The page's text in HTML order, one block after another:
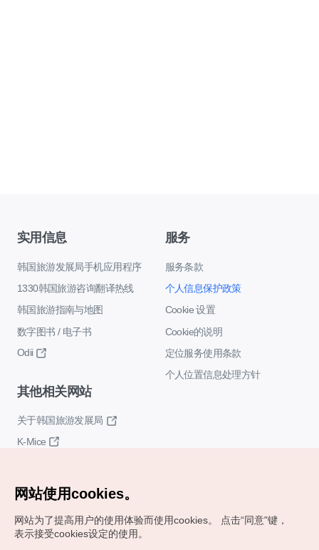
实用信息
韩国旅游发展局手机应用程序
1330韩国旅游咨询翻译热线
韩国旅游指南与地图
数字图书 / 电子书
Odii
服务
服务条款
个人信息保护政策
Cookie 设置
Cookie的说明
定位服务使用条款
个人位置信息处理方针
其他相关网站
关于韩国旅游发展局
K-Mice
网站使用cookies。
网站为了提高用户的使用体验而使用cookies。
点击“同意"键，
表示接受cookies设定的使用。